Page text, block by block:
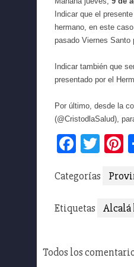
Indicar que el
hermano, en este
pasado Viernes
Indicar también que
presentado por el
Por último, desde la
(@CristodlaSalud),
Categorías
Etiquetas Alcalá
Todos los